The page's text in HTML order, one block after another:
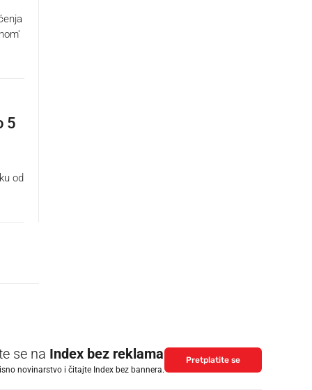
5
od
se na Index bez reklama
novinarstvo i čitajte Index bez bannera.
Pretplatite se